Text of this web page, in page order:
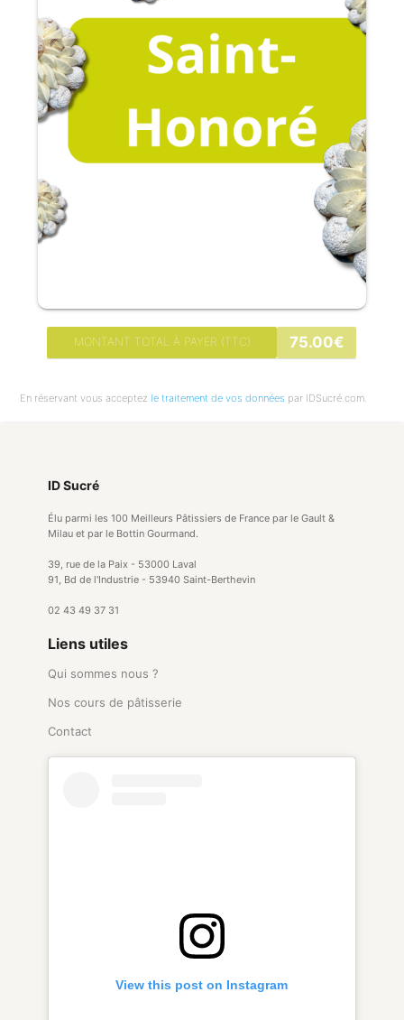
MONTANT TOTAL À PAYER (TTC) 75.00€
En réservant vous acceptez le traitement de vos données par IDSucré.com.
ID Sucré
Élu parmi les 100 Meilleurs Pâtissiers de France par le Gault &
Milau et par le Bottin Gourmand.
39, rue de la Paix - 53000 Laval
91, Bd de l'Industrie - 53940 Saint-Berthevin
02 43 49 37 31
Liens utiles
Qui sommes nous ?
Nos cours de pâtisserie
Contact
View this post on Instagram